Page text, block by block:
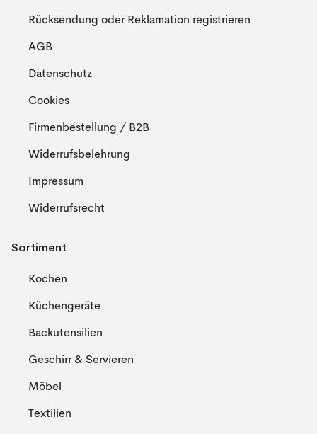
Rücksendung oder Reklamation registrieren
AGB
Datenschutz
Cookies
Firmenbestellung / B2B
Widerrufsbelehrung
Impressum
Widerrufsrecht
Sortiment
Kochen
Küchengeräte
Backutensilien
Geschirr & Servieren
Möbel
Textilien